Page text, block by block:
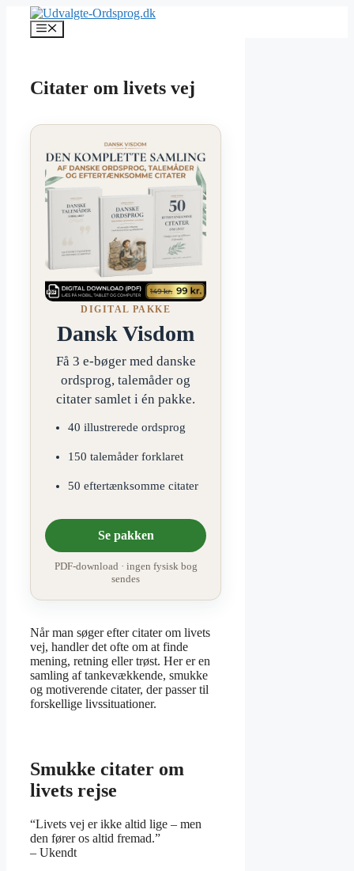
indhold
Menu
Citater om livets vej
DIGITAL PAKKE
Dansk Visdom
Få 3 e-bøger med danske
ordsprog, talemåder og
citater samlet i én pakke.
40 illustrerede ordsprog
150 talemåder forklaret
50 eftertænksomme citater
Se pakken
PDF-download · ingen fysisk bog
sendes
Når man søger efter citater om livets
vej, handler det ofte om at finde
mening, retning eller trøst. Her er en
samling af tankevækkende, smukke
og motiverende citater, der passer til
forskellige livssituationer.
Smukke citater om
livets rejse
“Livets vej er ikke altid lige – men
den fører os altid fremad.”
– Ukendt